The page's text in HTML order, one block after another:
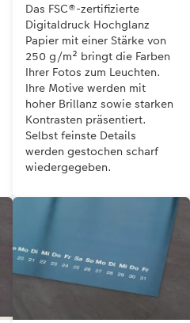
Das FSC®-zertifizierte
Digitaldruck Hochglanz
Papier mit einer Stärke von
250 g/m² bringt die Farben
Ihrer Fotos zum Leuchten.
Ihre Motive werden mit
hoher Brillanz sowie starken
Kontrasten präsentiert.
Selbst feinste Details
werden gestochen scharf
wiedergegeben.